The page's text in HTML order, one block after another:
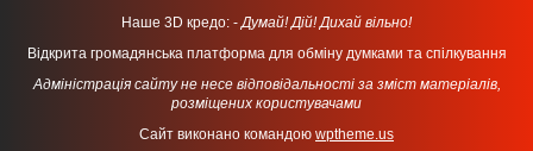
Наше 3D кредо: -Думай! Дій! Дихай вільно!
Відкрита громадянська платформа для обміну думками та спілкування
Адміністрація сайту не несе відповідальності за зміст матеріалів,
розміщених користувачами
Сайт виконано командою wptheme.us